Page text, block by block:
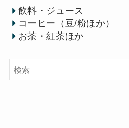
飲料・ジュース
コーヒー（豆/粉ほか）
お茶・紅茶ほか